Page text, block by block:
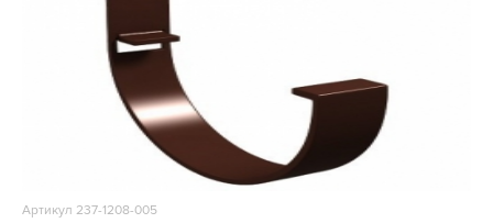
Артикул 237-1208-005